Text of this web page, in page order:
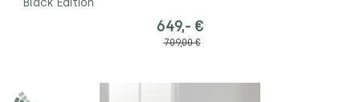
649,- €
709,00 €